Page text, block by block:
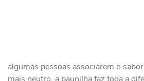
algumas pessoas associarem o